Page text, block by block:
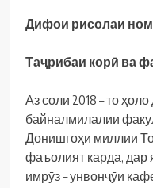
Дифои рисолаи
Таҷрибаи корӣ ва
Аз соли 2018 – то
байналмилалии
Донишгоҳи миллии
фаъолият карда, дар
имрӯз – унвонҷӯи